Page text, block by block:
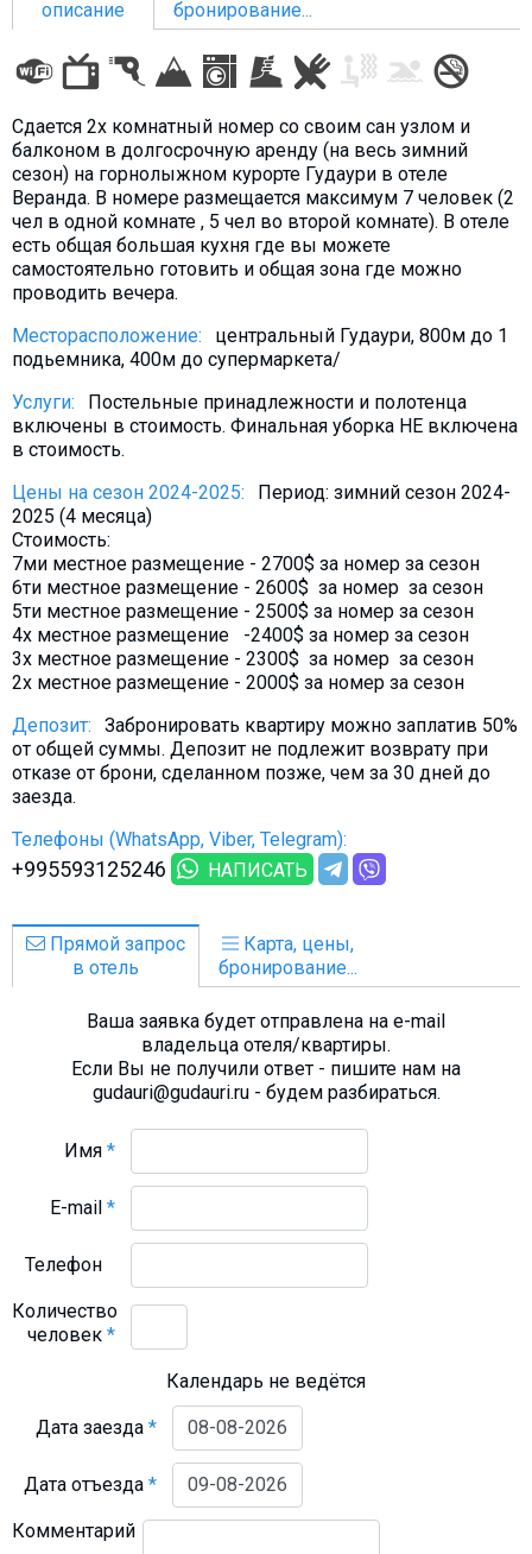
описание
бронирование...
Сдается 2х комнатный номер со своим сан узлом и
балконом в долгосрочную аренду (на весь зимний
сезон) на горнолыжном курорте Гудаури в отеле
Веранда. В номере размещается максимум 7 человек (2
чел в одной комнате , 5 чел во второй комнате). В отеле
есть общая большая кухня где вы можете
самостоятельно готовить и общая зона где можно
проводить вечера.
Месторасположение:
центральный Гудаури, 800м до 1
подьемника, 400м до супермаркета/
Услуги:
Постельные принадлежности и полотенца
включены в стоимость. Финальная уборка НЕ включена
в стоимость.
Цены на сезон 2024-2025:
Период: зимний сезон 2024-
2025 (4 месяца)
Стоимость:
7ми местное размещение - 2700$ за номер за сезон
6ти местное размещение - 2600$ за номер за сезон
5ти местное размещение - 2500$ за номер за сезон
4х местное размещение -2400$ за номер за сезон
3х местное размещение - 2300$ за номер за сезон
2х местное размещение - 2000$ за номер за сезон
Депозит:
Забронировать квартиру можно заплатив 50%
от общей суммы. Депозит не подлежит возврату при
отказе от брони, сделанном позже, чем за 30 дней до
заезда.
Телефоны (WhatsApp, Viber, Telegram):
+995593125246 НАПИСАТЬ
Прямой запрос
в отель
Карта, цены,
бронирование...
Ваша заявка будет отправлена на e-mail
владельца отеля/квартиры.
Если Вы не получили ответ - пишите нам на
gudauri@gudauri.ru - будем разбираться.
Имя*
E-mail*
Телефон
Количество
человек*
Календарь не ведётся
Дата заезда*
Дата отъезда*
Комментарий
ПРОЖИВАНИЕ
Квартиры
Коттеджи
Отели
% Горячие предложения
Казбеги
ГРУЗИЯ
Визы и Документы
Что пить?
Деньги
Мобильная связь
Галерея
Отчеты
Безопасность